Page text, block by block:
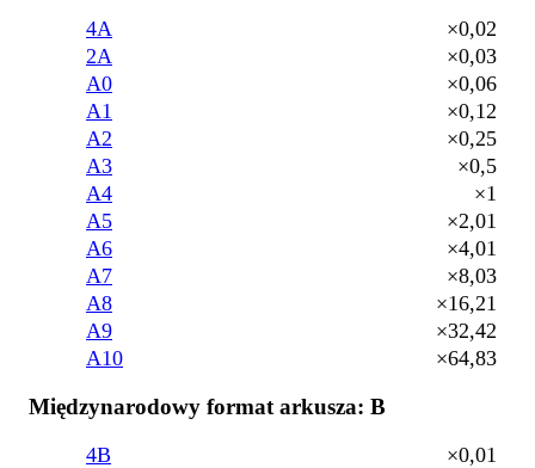
4A
×0,02
2A
×0,03
A0
×0,06
A1
×0,12
A2
×0,25
A3
×0,5
A4
×1
A5
×2,01
A6
×4,01
A7
×8,03
A8
×16,21
A9
×32,42
A10
×64,83
Międzynarodowy format arkusza: B
4B
×0,01